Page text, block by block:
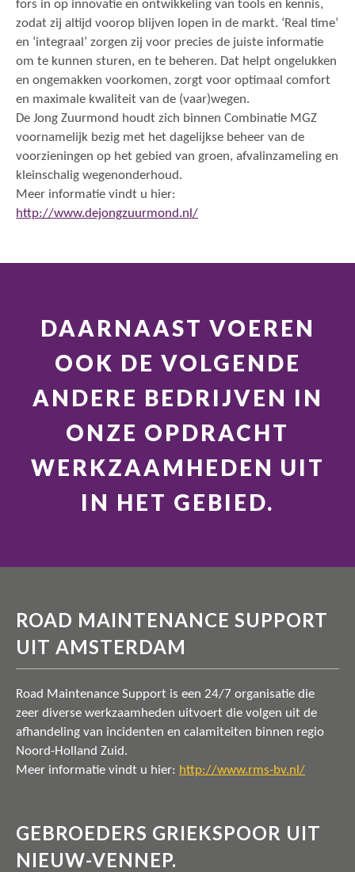
fors in op innovatie en ontwikkeling van tools en kennis,
zodat zij altijd voorop blijven lopen in de markt. ‘Real time’
en ‘integraal’ zorgen zij voor precies de juiste informatie
om te kunnen sturen, en te beheren. Dat helpt ongelukken
en ongemakken voorkomen, zorgt voor optimaal comfort
en maximale kwaliteit van de (vaar)wegen.
De Jong Zuurmond houdt zich binnen Combinatie MGZ
voornamelijk bezig met het dagelijkse beheer van de
voorzieningen op het gebied van groen, afvalinzameling en
kleinschalig wegenonderhoud.
Meer informatie vindt u hier:
http://www.dejongzuurmond.nl/
DAARNAAST VOEREN
OOK DE VOLGENDE
ANDERE BEDRIJVEN IN
ONZE OPDRACHT
WERKZAAMHEDEN UIT
IN HET GEBIED.
ROAD MAINTENANCE SUPPORT
UIT AMSTERDAM
Road Maintenance Support is een 24/7 organisatie die
zeer diverse werkzaamheden uitvoert die volgen uit de
afhandeling van incidenten en calamiteiten binnen regio
Noord-Holland Zuid.
Meer informatie vindt u hier: http://www.rms-bv.nl/
GEBROEDERS GRIEKSPOOR UIT
NIEUW-VENNEP.